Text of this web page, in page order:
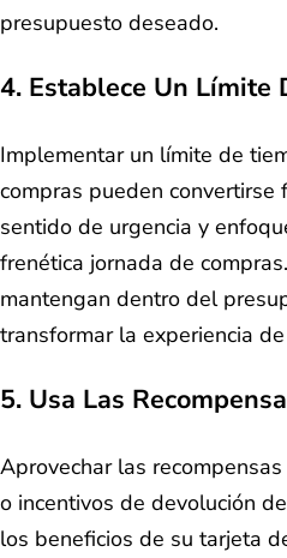
presupuesto deseado.
4. Establece Un Límite
Implementar un límite de
compras pueden
sentido de urgencia y
frenética jornada de
mantengan dentro del
transformar la experiencia
5. Usa Las
Aprovechar las
o incentivos de devolución
los beneficios de su tarjeta